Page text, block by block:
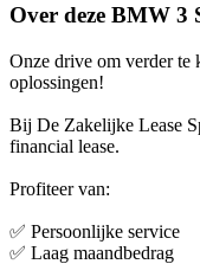
Over deze BMW 3
Onze drive om verder te
oplossingen!
Bij De Zakelijke Lease
financial lease.
Profiteer van:
✅ Persoonlijke service
✅ Laag maandbedrag